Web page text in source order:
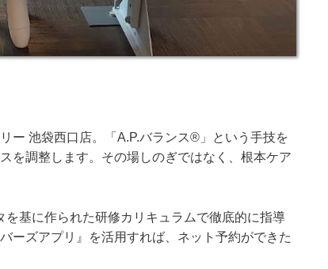
ー 池袋西口店。「A.P.バランス®」という手技を
を調整します。その場しのぎではなく、根本ケア
基に作られた研修カリキュラムで徹底的に指導
ーズアプリ』を活用すれば、ネット予約ができた